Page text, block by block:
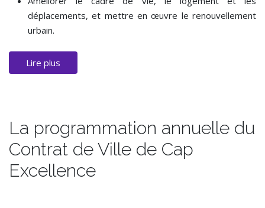
déplacements, et mettre en œuvre le renouvellement
urbain.
Lire plus
La programmation annuelle du
Contrat de Ville de Cap
Excellence